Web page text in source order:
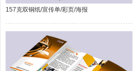
157克双铜纸/宣传单/彩页/海报